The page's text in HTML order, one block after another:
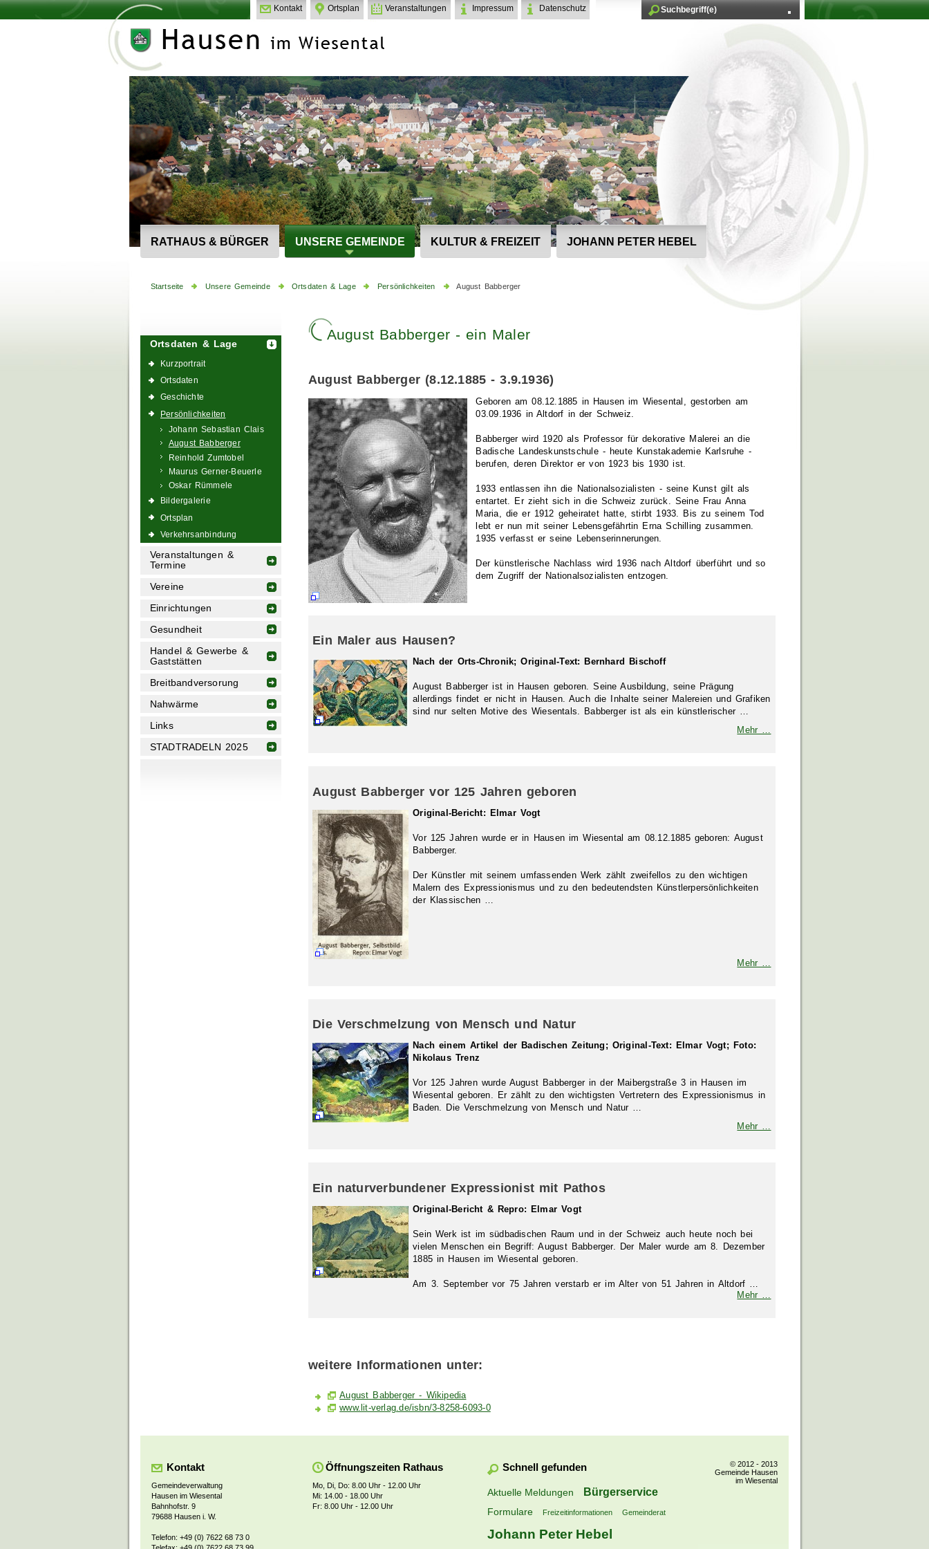
Kontakt Ortsplan Veranstaltungen Impressum Datenschutz
RATHAUS & BÜRGER UNSERE GEMEINDE KULTUR & FREIZEIT JOHANN PETER HEBEL
Startseite Unsere Gemeinde Ortsdaten & Lage Persönlichkeiten August Babberger
Ortsdaten & Lage
Kurzportrait
Ortsdaten
Geschichte
Persönlichkeiten
Johann Sebastian Clais
August Babberger
Reinhold Zumtobel
Maurus Gerner-Beuerle
Oskar Rümmele
Bildergalerie
Ortsplan
Verkehrsanbindung
Veranstaltungen &
Termine
Vereine
Einrichtungen
Gesundheit
Handel & Gewerbe &
Gaststätten
Breitbandversorung
Nahwärme
Links
STADTRADELN 2025
August Babberger - ein Maler
August Babberger (8.12.1885 - 3.9.1936)
Geboren am 08.12.1885 in Hausen im Wiesental, gestorben am
03.09.1936 in Altdorf in der Schweiz.
Babberger wird 1920 als Professor für dekorative Malerei an die
Badische Landeskunstschule - heute Kunstakademie Karlsruhe -
berufen, deren Direktor er von 1923 bis 1930 ist.
1933 entlassen ihn die Nationalsozialisten - seine Kunst gilt als
entartet. Er zieht sich in die Schweiz zurück. Seine Frau Anna
Maria, die er 1912 geheiratet hatte, stirbt 1933. Bis zu seinem Tod
lebt er nun mit seiner Lebensgefährtin Erna Schilling zusammen.
1935 verfasst er seine Lebenserinnerungen.
Der künstlerische Nachlass wird 1936 nach Altdorf überführt und so
dem Zugriff der Nationalsozialisten entzogen.
Ein Maler aus Hausen?
Nach der Orts-Chronik; Original-Text: Bernhard Bischoff
August Babberger ist in Hausen geboren. Seine Ausbildung, seine Prägung
allerdings findet er nicht in Hausen. Auch die Inhalte seiner Malereien und Grafiken
sind nur selten Motive des Wiesentals. Babberger ist als ein künstlerischer …
Mehr …
August Babberger vor 125 Jahren geboren
Original-Bericht: Elmar Vogt
Vor 125 Jahren wurde er in Hausen im Wiesental am 08.12.1885 geboren: August
Babberger.
Der Künstler mit seinem umfassenden Werk zählt zweifellos zu den wichtigen
Malern des Expressionismus und zu den bedeutendsten Künstlerpersönlichkeiten
der Klassischen …
Mehr …
Die Verschmelzung von Mensch und Natur
Nach einem Artikel der Badischen Zeitung; Original-Text: Elmar Vogt; Foto:
Nikolaus Trenz
Vor 125 Jahren wurde August Babberger in der Maibergstraße 3 in Hausen im
Wiesental geboren. Er zählt zu den wichtigsten Vertretern des Expressionismus in
Baden. Die Verschmelzung von Mensch und Natur …
Mehr …
Ein naturverbundener Expressionist mit Pathos
Original-Bericht & Repro: Elmar Vogt
Sein Werk ist im südbadischen Raum und in der Schweiz auch heute noch bei
vielen Menschen ein Begriff: August Babberger. Der Maler wurde am 8. Dezember
1885 in Hausen im Wiesental geboren.
Am 3. September vor 75 Jahren verstarb er im Alter von 51 Jahren in Altdorf …
Mehr …
weitere Informationen unter:
August Babberger - Wikipedia
www.lit-verlag.de/isbn/3-8258-6093-0
Kontakt
Gemeindeverwaltung
Hausen im Wiesental
Bahnhofstr. 9
79688 Hausen i. W.
Telefon: +49 (0) 7622 68 73 0
Öffnungszeiten Rathaus
Mo, Di, Do: 8.00 Uhr - 12.00 Uhr
Mi: 14.00 - 18.00 Uhr
Fr: 8.00 Uhr - 12.00 Uhr
Schnell gefunden
Aktuelle Meldungen Bürgerservice
Formulare Freizeitinformationen Gemeinderat
Johann Peter Hebel
© 2012 - 2013
Gemeinde Hausen
im Wiesental